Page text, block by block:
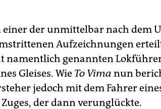
einer der unmittelbar nach dem
Aufzeichnungen
namentlich genannten
Gleises. Wie To Vima nun
jedoch mit dem Fahrer
der dann verunglückte.